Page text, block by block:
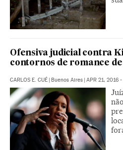
Ofensiva judicial contra
contornos de romance
CARLOS E. CUÉ | Buenos Aires | APR 21, 2016